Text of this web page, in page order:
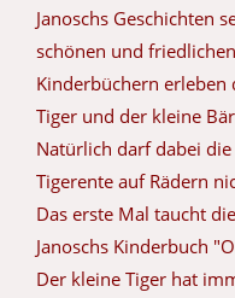
Janoschs Geschichten
schönen und
Kinderbüchern erleben
Tiger und der kleine
Natürlich darf dabei
Tigerente auf Rädern
Das erste Mal taucht
Janoschs Kinderbuch
Der kleine Tiger hat